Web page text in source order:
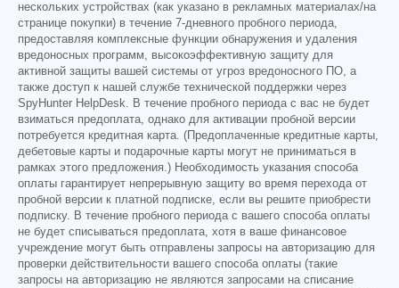
нескольких устройствах (как указано в рекламных материалах/на
странице покупки) в течение 7-дневного пробного периода,
предоставляя комплексные функции обнаружения и удаления
вредоносных программ, высокоэффективную защиту для
активной защиты вашей системы от угроз вредоносного ПО, а
также доступ к нашей службе технической поддержки через
SpyHunter HelpDesk. В течение пробного периода с вас не будет
взиматься предоплата, однако для активации пробной версии
потребуется кредитная карта. (Предоплаченные кредитные карты,
дебетовые карты и подарочные карты могут не приниматься в
рамках этого предложения.) Необходимость указания способа
оплаты гарантирует непрерывную защиту во время перехода от
пробной версии к платной подписке, если вы решите приобрести
подписку. В течение пробного периода с вашего способа оплаты
не будет списываться предоплата, хотя в ваше финансовое
учреждение могут быть отправлены запросы на авторизацию для
проверки действительности вашего способа оплаты (такие
запросы на авторизацию не являются запросами на списание